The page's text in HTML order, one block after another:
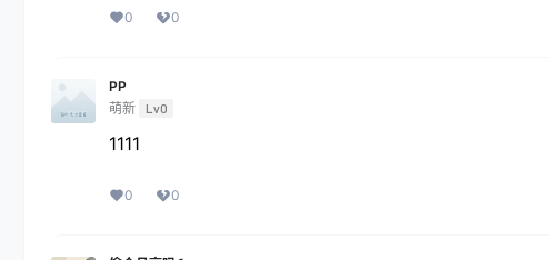
0 0
PP
萌新 Lv0
1111
0 0